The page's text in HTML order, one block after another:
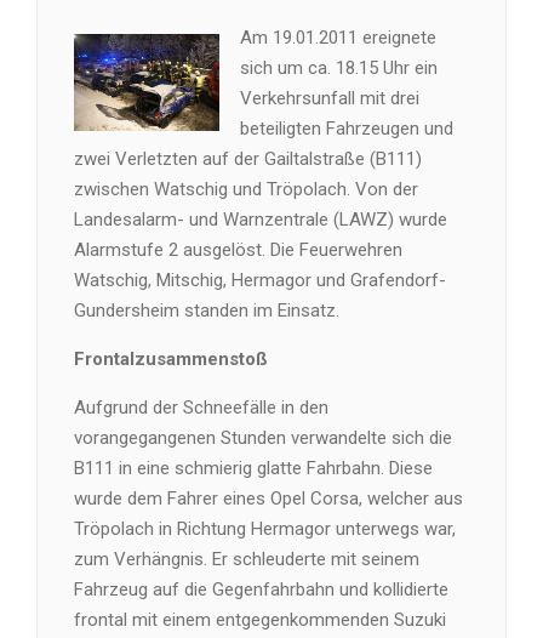
Am 19.01.2011 ereignete
sich um ca. 18.15 Uhr ein
Verkehrsunfall mit drei
beteiligten Fahrzeugen und
zwei Verletzten auf der Gailtalstraße (B111)
zwischen Watschig und Tröpolach. Von der
Landesalarm- und Warnzentrale (LAWZ) wurde
Alarmstufe 2 ausgelöst. Die Feuerwehren
Watschig, Mitschig, Hermagor und Grafendorf-
Gundersheim standen im Einsatz.
Frontalzusammenstoß
Aufgrund der Schneefälle in den
vorangegangenen Stunden verwandelte sich die
B111 in eine schmierig glatte Fahrbahn. Diese
wurde dem Fahrer eines Opel Corsa, welcher aus
Tröpolach in Richtung Hermagor unterwegs war,
zum Verhängnis. Er schleuderte mit seinem
Fahrzeug auf die Gegenfahrbahn und kollidierte
frontal mit einem entgegenkommenden Suzuki